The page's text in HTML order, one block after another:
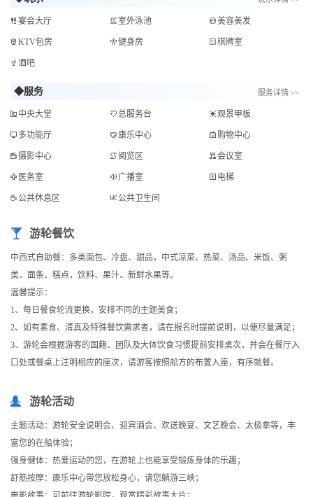
宴会大厅 室外泳池 美容美发
KTV包房 健身房 棋牌室
酒吧
◆服务 服务详情 >>
中央大堂 总服务台 观景甲板
多功能厅 康乐中心 购物中心
摄影中心 阅览区 会议室
医务室 广播室 电梯
公共休息区 公共卫生间
游轮餐饮
中西式自助餐：多类面包、冷盘、甜品，中式凉菜、热菜、汤品、米饭、粥
类、面条、糕点，饮料、果汁、新鲜水果等。
温馨提示：
1、每日餐食轮流更换，安排不同的主题美食；
2、如有素食、清真及特殊餐饮需求者，请在报名时提前说明，以便尽量满足；
3、游轮会根据游客的国籍、团队及大体饮食习惯提前安排桌次，并会在餐厅入
口处或餐桌上注明相应的座次，请游客按照船方的布置入座，有序就餐。
游轮活动
主题活动：游轮安全说明会、迎宾酒会、欢送晚宴、文艺晚会、太极拳等，丰
富您的在船体验；
强身健体：热爱运动的您，在游轮上也能享受锻炼身体的乐趣；
舒筋按摩：康乐中心带您放松身心，请您躺游三峡；